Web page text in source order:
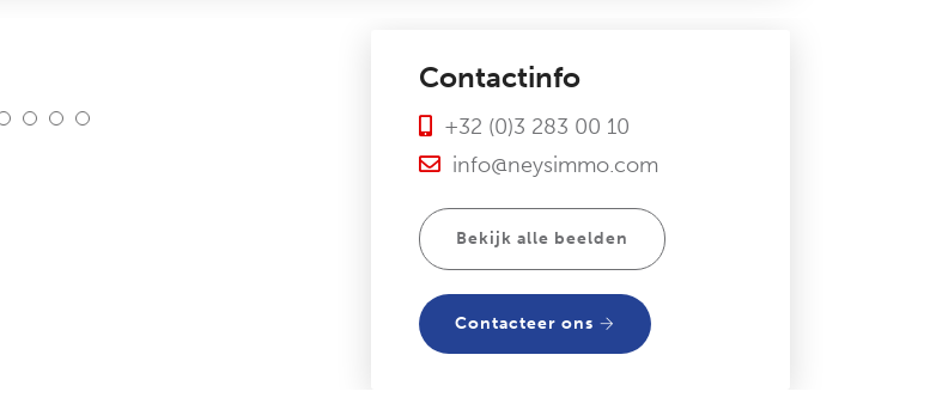
Contactinfo
+32 (0)3 283 00 10
info@neysimmo.com
Bekijk alle beelden
Contacteer ons